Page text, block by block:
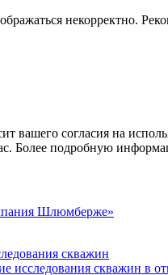
некорректно.
согласия на
Более подробную
скважин
исследования скважин в